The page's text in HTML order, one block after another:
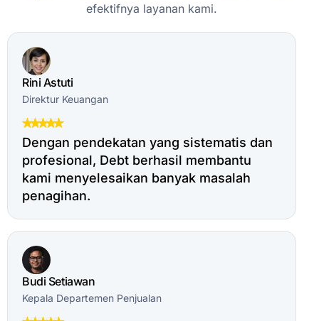
efektifnya layanan kami.
Rini Astuti
Direktur Keuangan
Dengan pendekatan yang sistematis dan
profesional, Debt berhasil membantu
kami menyelesaikan banyak masalah
penagihan.
Budi Setiawan
Kepala Departemen Penjualan